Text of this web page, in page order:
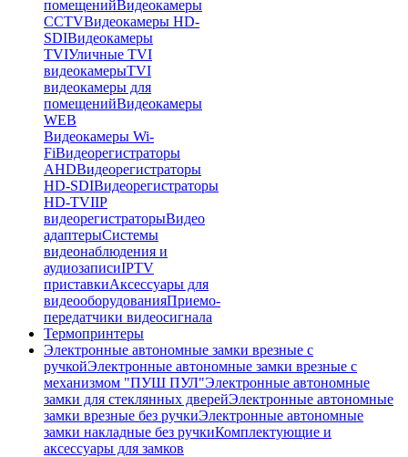
помещенийВидеокамеры
CCTVВидеокамеры HD-
SDIВидеокамеры
TVIУличные TVI
видеокамерыTVI
видеокамеры для
помещенийВидеокамеры
WEB
Видеокамеры Wi-
FiВидеорегистраторы
AHDВидеорегистраторы
HD-SDIВидеорегистраторы
HD-TVIIP
видеорегистраторыВидео
адаптерыСистемы
видеонаблюдения и
аудиозаписиIPTV
приставкиАксессуары для
видеооборудованияПриемо-
передатчики видеосигнала
Термопринтеры
Электронные автономные замки врезные с
ручкойЭлектронные автономные замки врезные с
механизмом "ПУШ ПУЛ"Электронные автономные
замки для стеклянных дверейЭлектронные автономные
замки врезные без ручкиЭлектронные автономные
замки накладные без ручкиКомплектующие и
аксессуары для замков